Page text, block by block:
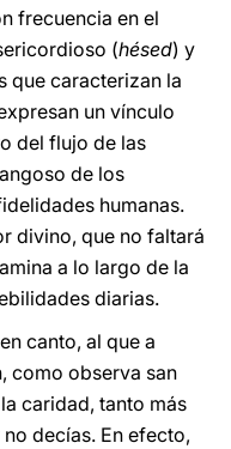
frecuencia en el
(hésed) y
que caracterizan la
un vínculo
del flujo de las
de los
humanas.
divino, que no faltará
a lo largo de la
diarias.
canto, al que a
como observa san
caridad, tanto más
decías. En efecto,